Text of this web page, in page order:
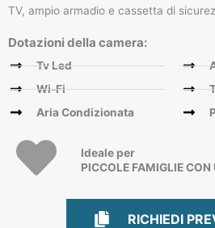
TV, ampio armadio e cassetta di
Dotazioni della camera:
Tv Led
Wi-Fi
Aria Condizionata
RICHIEDI
Ideale per
PICCOLE FAMIGLIE